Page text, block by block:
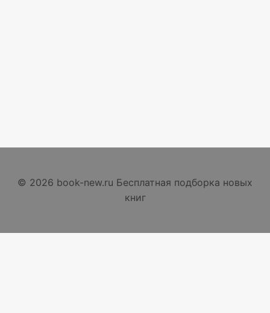
© 2026 book-new.ru Бесплатная подборка новых
книг